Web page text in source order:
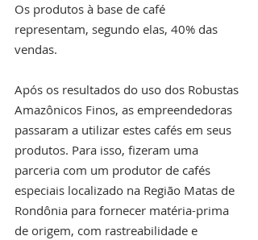
Os produtos à base de café
representam, segundo elas, 40% das
vendas.
Após os resultados do uso dos Robustas
Amazônicos Finos, as empreendedoras
passaram a utilizar estes cafés em seus
produtos. Para isso, fizeram uma
parceria com um produtor de cafés
especiais localizado na Região Matas de
Rondônia para fornecer matéria-prima
de origem, com rastreabilidade e